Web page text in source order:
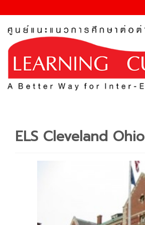
to
content
ELS Cleveland Ohio